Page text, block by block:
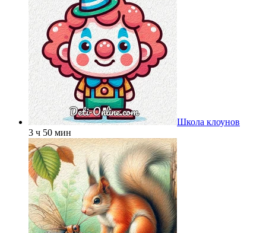
Школа клоунов
3 ч 50 мин